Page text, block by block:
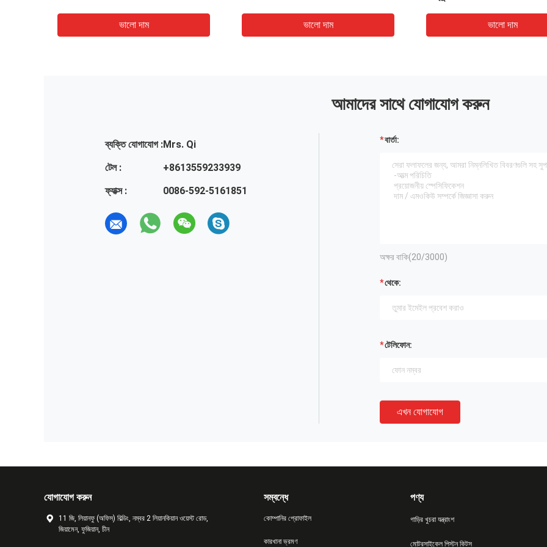
ভালো দাম ভালো দাম ভালো দাম
আমাদের সাথে যোগাযোগ করুন
ব্যক্তি যোগাযোগ :Mrs. Qi
টেল :
+8613559233939
ফ্যাক্স :
0086-592-5161851
বার্তা:
অক্ষর বাকি(20/3000)
থেকে:
টেলিফোন:
এখন যোগাযোগ
যোগাযোগ করুন
11 জি, লিয়ানফু (অফিস) বিল্ডিং, নম্বর 2 লিয়ানকিয়ান ওয়েস্ট রোড,
জিয়ামেন, ফুজিয়ান, চীন
সম্বন্ধে
কোম্পানির প্রোফাইল
কারখানা ভ্রমণ
পণ্য
গাড়ির খুচরা যন্ত্রাংশ
মোটরসাইকেল পিস্টন কিটস